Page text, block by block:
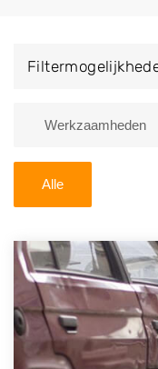
van Emmeloord en
Zoekt u liever naar
U kunt er ook voor
verkopen en op te
Ophaaldienst van
auto gratis
contact op of maak
Alle